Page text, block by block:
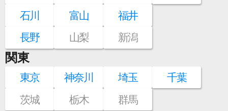
石川
富山
福井
長野
山梨 新潟
関東
東京 神奈川 埼玉
千葉
茨城
栃木 群馬